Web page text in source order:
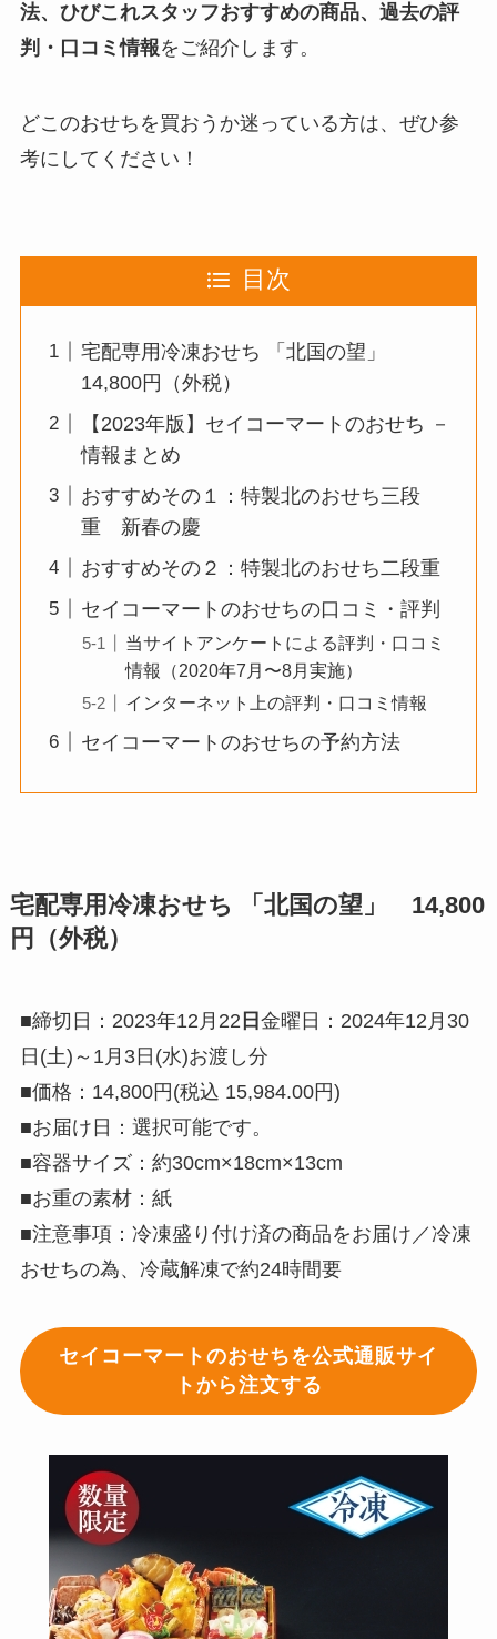
法、ひびこれスタッフおすすめの商品、過去の評
判・口コミ情報をご紹介します。
どこのおせちを買おうか迷っている方は、ぜひ参
考にしてください！
目次
宅配専用冷凍おせち 「北国の望」
14,800円（外税）
【2023年版】セイコーマートのおせち －
情報まとめ
おすすめその１：特製北のおせち三段
重 新春の慶
おすすめその２：特製北のおせち二段重
セイコーマートのおせちの口コミ・評判
当サイトアンケートによる評判・口コミ
情報（2020年7月〜8月実施）
インターネット上の評判・口コミ情報
セイコーマートのおせちの予約方法
宅配専用冷凍おせち 「北国の望」 14,800
円
（外税）
■締切日：2023年12月22 日 金曜日：2024年12月30
日(土)～1月3日(水)お渡し分
■価格：14,800円(税込 15,984.00円)
■お届け日：選択可能です。
■容器サイズ：約30cm×18cm×13cm
■お重の素材：紙
■注意事項：冷凍盛り付け済の商品をお届け／冷凍
おせちの為、冷蔵解凍で約24時間要
セイコーマートのおせちを公式通販サイ
トから注文する